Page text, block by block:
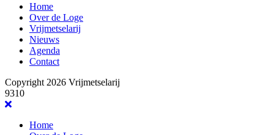
Home
Over de Loge
Vrijmetselarij
Nieuws
Agenda
Contact
Copyright 2026 Vrijmetselarij
9310
Home